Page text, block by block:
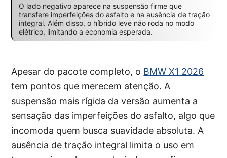
O lado negativo aparece na suspensão firme que
transfere imperfeições do asfalto e na ausência de tração
integral. Além disso, o híbrido leve não roda no modo
elétrico, limitando a economia esperada.
Apesar do pacote completo, o BMW X1 2026
tem pontos que merecem atenção. A
suspensão mais rígida da versão aumenta a
sensação das imperfeições do asfalto, algo que
incomoda quem busca suavidade absoluta. A
ausência de tração integral limita o uso em